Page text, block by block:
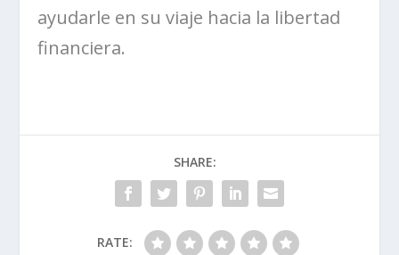
ayudarle en su viaje hacia la libertad
financiera.
SHARE:
RATE: